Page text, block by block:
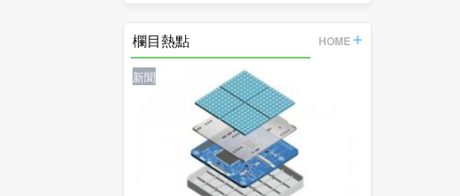
欄目熱點 HOME
新聞